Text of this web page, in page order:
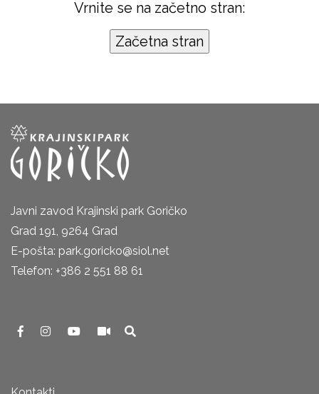
Vrnite se na začetno stran:
Javni zavod Krajinski park Goričko
Grad 191, 9264 Grad
E-pošta: park.goricko@siol.net
Telefon: +386 2 551 88 61